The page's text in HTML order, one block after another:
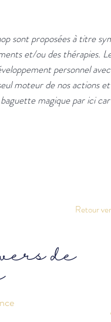
sont proposées à titre
et/ou des thérapies.
personnel
moteur de nos actions
magique par ici
Retour
de